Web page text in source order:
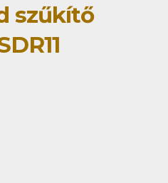
szűkítő